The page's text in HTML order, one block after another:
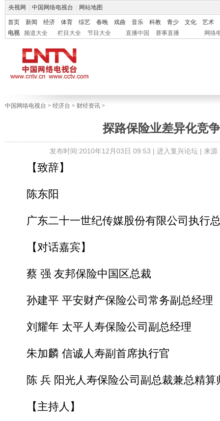
央视网 中国网络电视台 网站地图
首页 新闻 经济 体育 综艺 春晚 戏曲 音乐 科教 青少 文化
艺术
电视
频道大全 栏目大全 节目大全 直播中国 赛事直播 网络
中国网络电视台 > 经济台 > 财经资讯 >
探路保险业差异化竞争
发布时间:2010年12月03日 09:53 | 进入复兴论坛| 来源
【致辞】
陈东阳
广东二十一世纪传媒股份有限公司执行
【对话嘉宾】
蔡 强 友邦保险中国区总裁
孙建平 平安财产保险公司常务副总经理
刘耀年 太平人寿保险公司副总经理
朱加麟 信诚人寿副首席执行官
陈 兵 阳光人寿保险公司副总裁兼总精算
【主持人】